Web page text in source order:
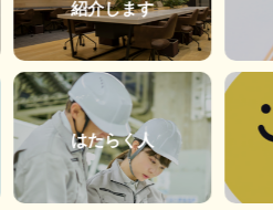
紹介します
はたらく人